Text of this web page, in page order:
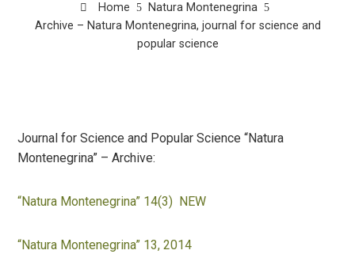
Home
Natura Montenegrina
Archive – Natura Montenegrina, journal for science and
popular science
Journal for Science and Popular Science “Natura
Montenegrina” – Archive:
“Natura Montenegrina” 14(3) NEW
“Natura Montenegrina” 13, 2014